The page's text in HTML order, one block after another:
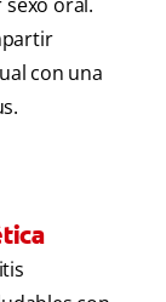
con una